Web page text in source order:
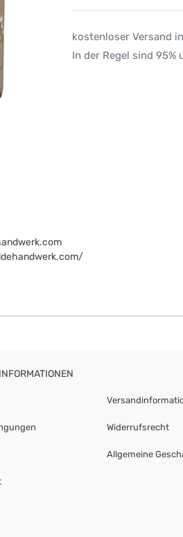
kostenloser Versand
In der Regel sind
Widerrufsrecht
Allgemeine